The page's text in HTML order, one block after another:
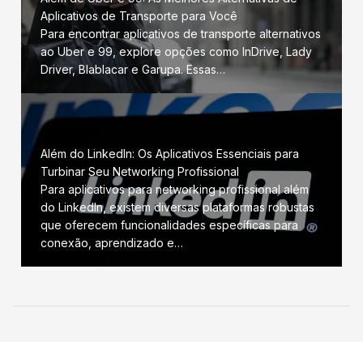
Aplicativos de Transporte para Você
Para encontrar aplicativos de transporte alternativos
ao Uber e 99, explore opções como InDrive, Lady
Driver, Blablacar e Garupa. Essas…
Além do LinkedIn: Os Aplicativos Essenciais para
Turbinar Seu Networking Profissional
Para aplicativos para networking profissional além
do LinkedIn, existem diversas plataformas robustas
que oferecem funcionalidades específicas para
conexão, aprendizado e…